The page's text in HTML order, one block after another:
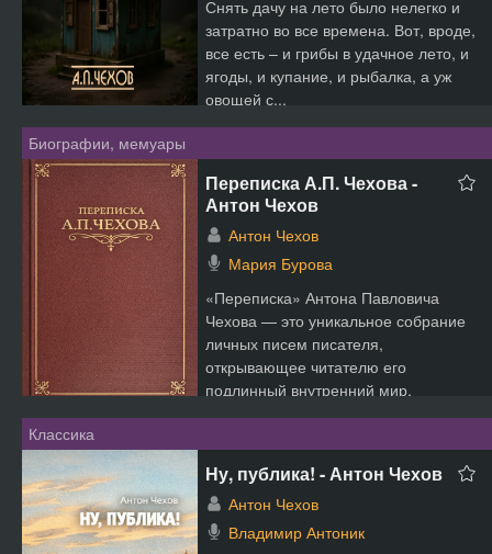
Снять дачу на лето было нелегко и
затратно во все времена. Вот, вроде,
все есть – и грибы в удачное лето, и
ягоды, и купание, и рыбалка, а уж
овощей с...
Биографии, мемуары
Переписка А.П. Чехова -
Антон Чехов
Антон Чехов
Мария Бурова
«Переписка» Антона Павловича
Чехова — это уникальное собрание
личных писем писателя,
открывающее читателю его
подлинный внутренний мир,
искрометный юм...
Классика
Ну, публика! - Антон Чехов
Антон Чехов
Владимир Антоник